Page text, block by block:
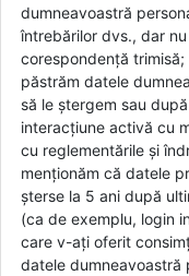
dumneavoastră
întrebărilor dvs., dar
corespondență
păstrăm datele
să le ștergem sau
interacțiune activă cu
cu reglementările și
menționăm că datele
șterse la 5 ani după
(ca de exemplu, login
care v-ați oferit
datele dumneavoastră